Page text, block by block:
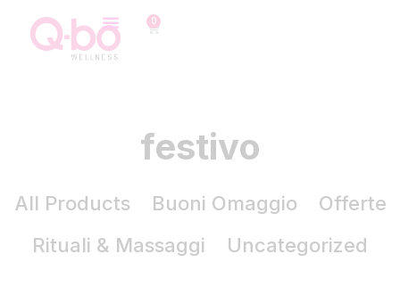
0
festivo
All Products Buoni Omaggio
Offerte
Rituali & Massaggi
Uncategorized